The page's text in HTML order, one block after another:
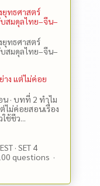
ยุทธศาสตร์
สมดุลไทย–จีน–
ยุทธศาสตร์
สมดุลไทย–จีน–
าง แต่ไม่ค่อย
น · บทที่ 2 ทำไม
ไม่ค่อยสอนเรื่อง
ใช้ชีว...
· SET 4
questions ·